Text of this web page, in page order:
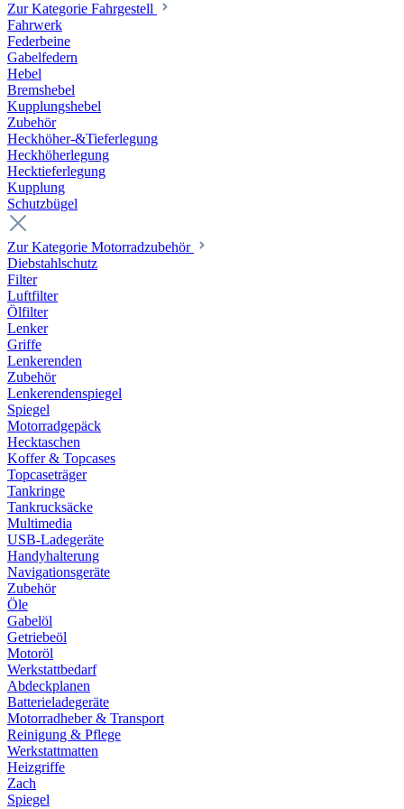
Zur Kategorie Fahrgestell
Fahrwerk
Federbeine
Gabelfedern
Hebel
Bremshebel
Kupplungshebel
Zubehör
Heckhöher-&Tieferlegung
Heckhöherlegung
Hecktieferlegung
Kupplung
Schutzbügel
Zur Kategorie Motorradzubehör
Diebstahlschutz
Filter
Luftfilter
Ölfilter
Lenker
Griffe
Lenkerenden
Zubehör
Lenkerendenspiegel
Spiegel
Motorradgepäck
Hecktaschen
Koffer & Topcases
Topcaseträger
Tankringe
Tankrucksäcke
Multimedia
USB-Ladegeräte
Handyhalterung
Navigationsgeräte
Zubehör
Öle
Gabelöl
Getriebeöl
Motoröl
Werkstattbedarf
Abdeckplanen
Batterieladegeräte
Motorradheber & Transport
Reinigung & Pflege
Werkstattmatten
Heizgriffe
Zach
Spiegel